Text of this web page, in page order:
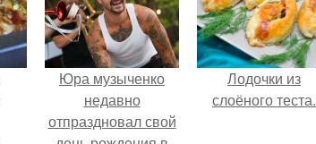
Юра музыченко
недавно
отпраздновал свой
Лодочки из
слоёного теста.